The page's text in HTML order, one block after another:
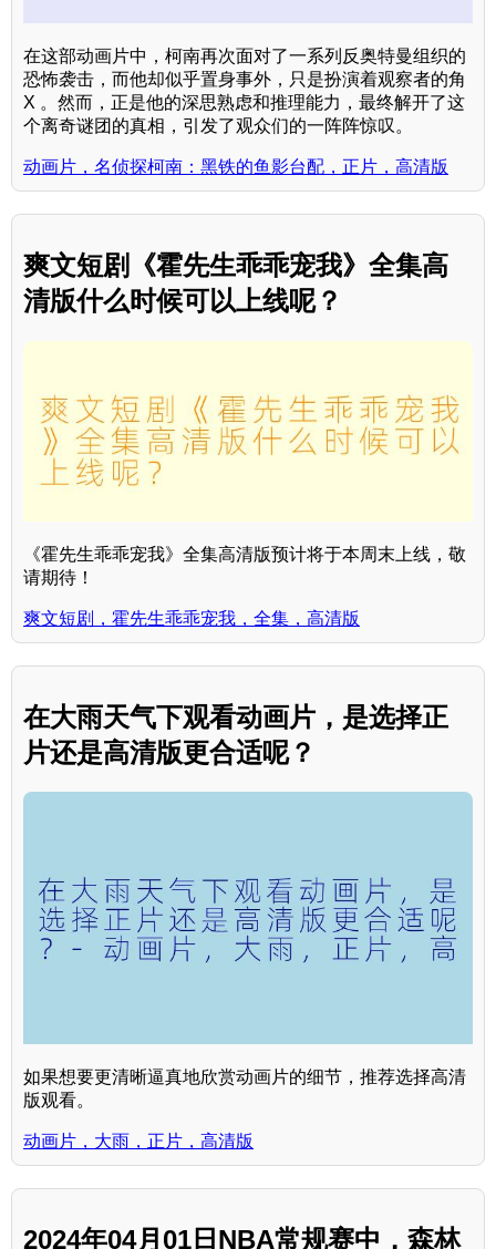
在这部动画片中，柯南再次面对了一系列反奥特曼组织的
恐怖袭击，而他却似乎置身事外，只是扮演着观察者的角
X 。然而，正是他的深思熟虑和推理能力，最终解开了这
个离奇谜团的真相，引发了观众们的一阵阵惊叹。
动画片，名侦探柯南：黑铁的鱼影台配，正片，高清版
爽文短剧《霍先生乖乖宠我》全集高
清版什么时候可以上线呢？
《霍先生乖乖宠我》全集高清版预计将于本周末上线，敬
请期待！
爽文短剧，霍先生乖乖宠我，全集，高清版
在大雨天气下观看动画片，是选择正
片还是高清版更合适呢？
如果想要更清晰逼真地欣赏动画片的细节，推荐选择高清
版观看。
动画片，大雨，正片，高清版
2024年04月01日NBA常规赛中，森林